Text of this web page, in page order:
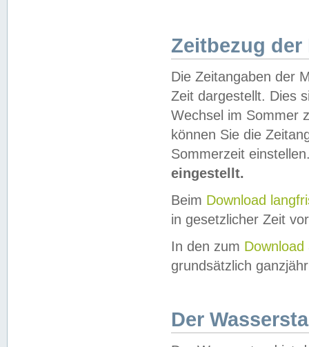
Zeitbezug der
Die Zeitangaben der
Zeit dargestellt. Dies
Wechsel im Sommer
können Sie die
Sommerzeit
eingestellt.
Beim Download
in gesetzlicher Zeit
In den zum Download
grundsätzlich
Der